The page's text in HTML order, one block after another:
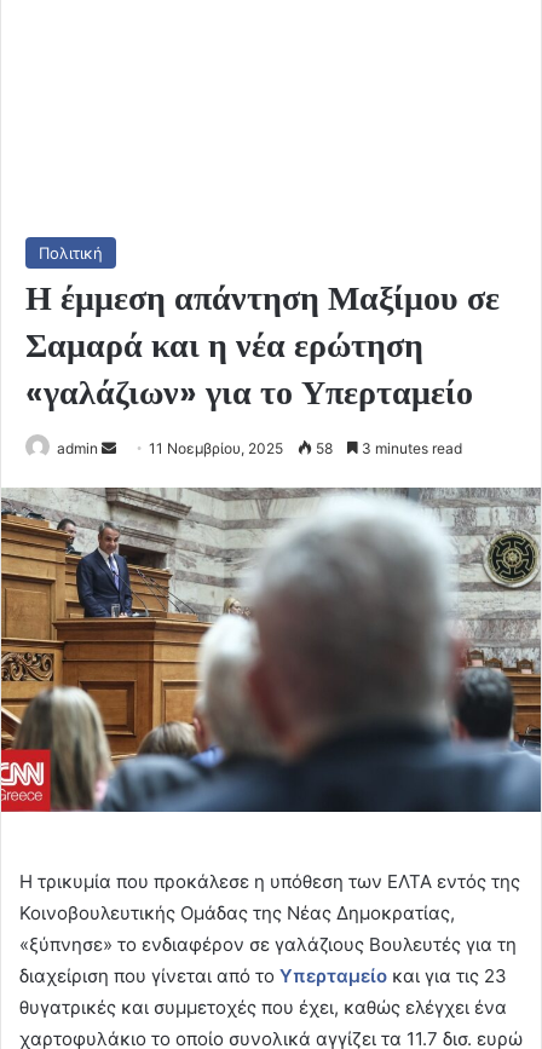
Πολιτική
Η έμμεση απάντηση Μαξίμου σε
Σαμαρά και η νέα ερώτηση
«γαλάζιων» για το Υπερταμείο
admin
Send
email
11 Νοεμβρίου, 2025 58 3 minutes read
Η τρικυμία που προκάλεσε η υπόθεση των ΕΛΤΑ εντός της
Κοινοβουλευτικής Ομάδας της Νέας Δημοκρατίας,
«ξύπνησε» το ενδιαφέρον σε γαλάζιους Βουλευτές για τη
διαχείριση που γίνεται από το Υπερταμείο και για τις 23
θυγατρικές και συμμετοχές που έχει, καθώς ελέγχει ένα
χαρτοφυλάκιο το οποίο συνολικά αγγίζει τα 11.7 δισ. ευρώ